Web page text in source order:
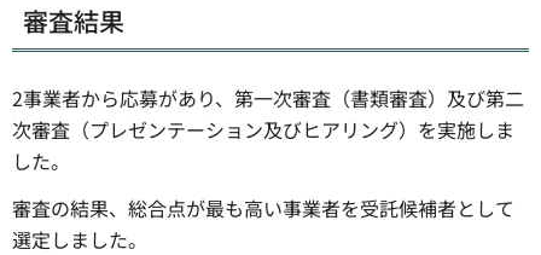
審査結果
2事業者から応募があり、第一次審査（書類審査）及び第二
次審査（プレゼンテーション及びヒアリング）を実施しま
した。
審査の結果、総合点が最も高い事業者を受託候補者として
選定しました。